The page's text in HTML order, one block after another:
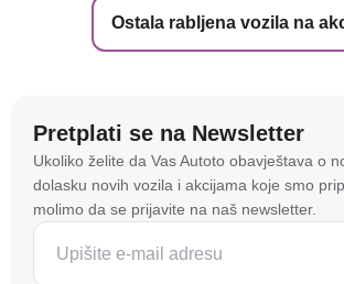
Ostala rabljena vozila na
Pretplati se na Newsletter
Ukoliko želite da Vas Autoto obavještava o
dolasku novih vozila i akcijama koje smo
molimo da se prijavite na naš newsletter.
Na stranici
tehnologije kako bismo spremali i
informacijama na vašem uređaju. To
da poboljšamo funkcionalnost
posjećenost te prikazujemo